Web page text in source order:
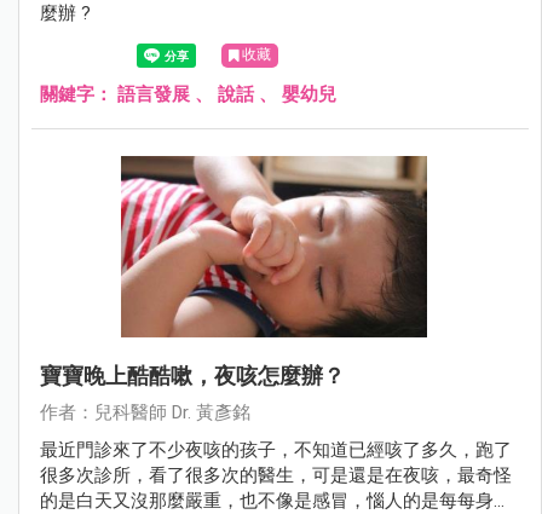
麼辦 ?
收藏
關鍵字： 語言發展 、 說話、 嬰幼兒
寶寶晚上酷酷嗽，夜咳怎麼辦？
作者：兒科醫師 Dr. 黃彥銘
最近門診來了不少夜咳的孩子，不知道已經咳了多久，跑了
很多次診所，看了很多次的醫生，可是還是在夜咳，最奇怪
的是白天又沒那麼嚴重，也不像是感冒，惱人的是每每身體